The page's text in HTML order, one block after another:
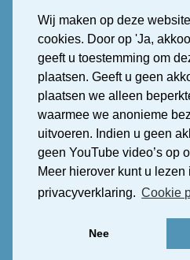
Wij maken op deze
cookies. Door op 'Ja,
geeft u toestemming om
plaatsen. Geeft u geen
plaatsen we alleen
waarmee we anonieme
uitvoeren. Indien u geen
geen YouTube video’s op
Meer hierover kunt u lezen
privacyverklaring. Cookie
Nee
Nierkanker
Uitgezaaid nierkanker
Stress urine incontinentie
Overactieve blaas (OAB)
OAB Treatment Guide Ipdf
Erectiestoornis (Erectiele
2026 © Alles
Deze patiëntenwebsite is
financiële bijdrage